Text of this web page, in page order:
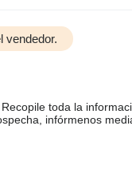
vendedor.
toda la
infórmenos